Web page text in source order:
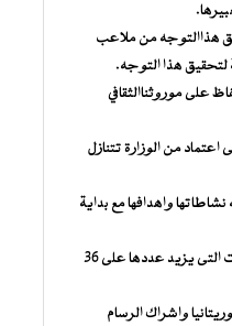
هذاالتوجه من ملاعب
لتحقيق هذا التوجه.
على موروثناالثقافي
من الوزارة تتنازل
واهدافها مع بداية
واضافت ان قطاعها بادرمنذالوهلة الأولى الى” اجراء جرد او مسح ميداني، تأكد من خلاله ان معظم تلك الاتحاديات التى يزيد عددها على 36
واشراك الرسام